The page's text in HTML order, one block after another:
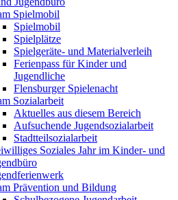
Spielmobil
Spielmobil
Spielplätze
Spielgeräte- und Materialverleih
Ferienpass für Kinder und
Jugendliche
Flensburger Spielenacht
Sozialarbeit
Aktuelles aus diesem Bereich
Aufsuchende Jugendsozialarbeit
Stadtteilsozialarbeit
Soziales Jahr im Kinder- und
Prävention und Bildung